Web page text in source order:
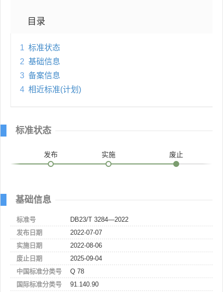
目录
1 标准状态
2 基础信息
3 备案信息
4 相近标准(计划)
标准状态
发布 实施 废止
基础信息
标准号
DB23/T 3284—2022
发布日期
2022-07-07
实施日期
2022-08-06
废止日期
2025-09-04
中国标准分类号
Q 78
国际标准分类号
91.140.90